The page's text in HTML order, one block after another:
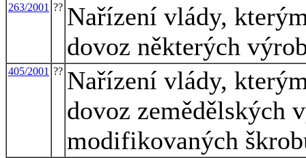
263/2001 ?? Nařízení vlády,
dovoz některých
405/2001 ?? Nařízení vlády,
dovoz zemědělských
modifikovaných